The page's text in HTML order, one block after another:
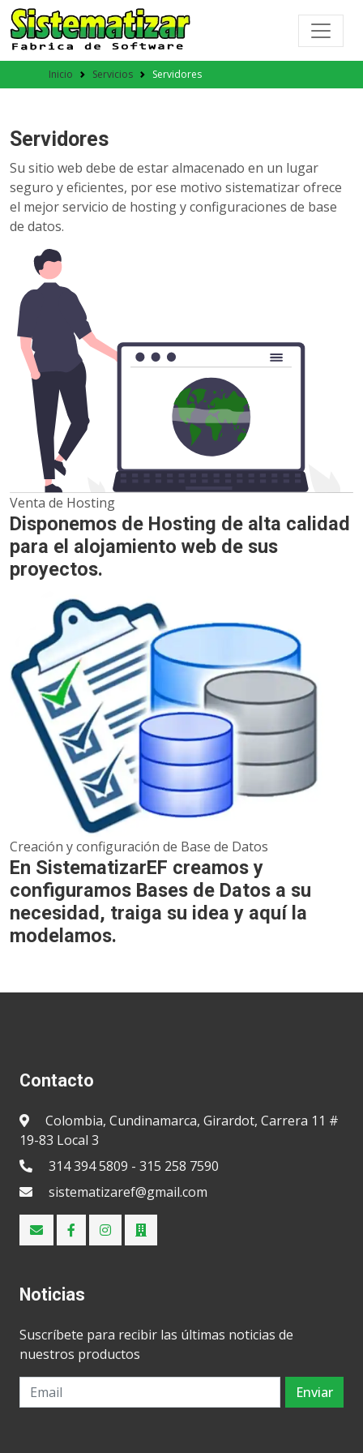
Inicio Servicios Servidores
Servidores
Su sitio web debe de estar almacenado en un lugar
seguro y eficientes, por ese motivo sistematizar ofrece
el mejor servicio de hosting y configuraciones de base
de datos.
Venta de Hosting
Disponemos de Hosting de alta calidad
para el alojamiento web de sus
proyectos.
Creación y configuración de Base de Datos
En SistematizarEF creamos y
configuramos Bases de Datos a su
necesidad, traiga su idea y aquí la
modelamos.
Contacto
Colombia, Cundinamarca, Girardot, Carrera 11 #
19-83 Local 3
314 394 5809 - 315 258 7590
sistematizaref@gmail.com
Noticias
Suscríbete para recibir las últimas noticias de
nuestros productos
Enviar